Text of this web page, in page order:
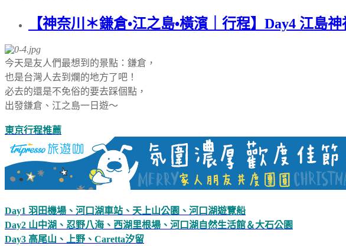
【神奈川＊鎌倉•江之島•橫濱｜行程】Day4 江島
今天是友人們最想到的景點：鎌倉，
也是台灣人去到爛的地方了吧！
必去的還是不免俗的要去踩個點，
出發鎌倉、江之島一日遊～
東京行程推薦
Day1 羽田機場、河口湖車站、天上山公園、河口湖遊覽船
Day2 山中湖、忍野八海、西湖里根場、河口湖自然生活館＆大石公園
Day3 高尾山、上野、Caretta汐留